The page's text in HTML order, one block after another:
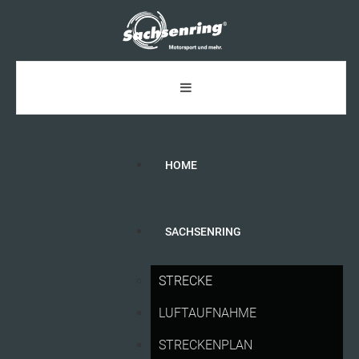
HOME
SACHSENRING
STRECKE
LUFTAUFNAHME
STRECKENPLAN
FAVORITEN, VORFREUDE: START